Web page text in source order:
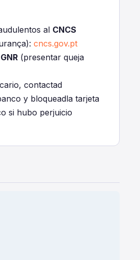
al CNCS
cncs.gov.pt
GNR (presentar queja
contactad
y bloqueadla tarjeta
si hubo perjuicio